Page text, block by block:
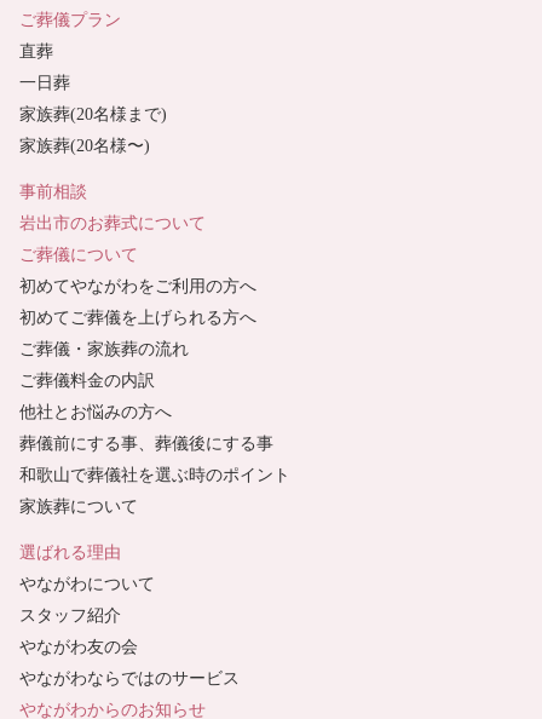
ご葬儀プラン
直葬
一日葬
家族葬(20名様まで)
家族葬(20名様〜)
事前相談
岩出市のお葬式について
ご葬儀について
初めてやながわをご利用の方へ
初めてご葬儀を上げられる方へ
ご葬儀・家族葬の流れ
ご葬儀料金の内訳
他社とお悩みの方へ
葬儀前にする事、葬儀後にする事
和歌山で葬儀社を選ぶ時のポイント
家族葬について
選ばれる理由
やながわについて
スタッフ紹介
やながわ友の会
やながわならではのサービス
やながわからのお知らせ